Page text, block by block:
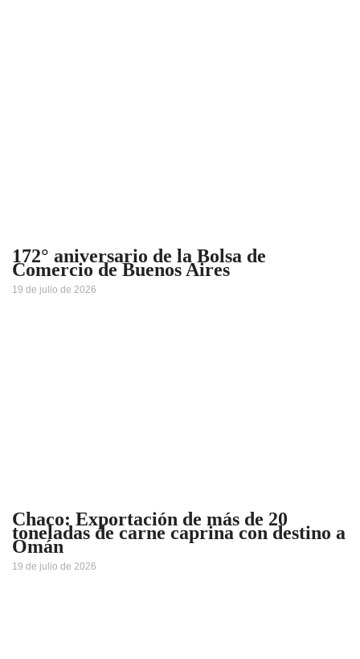
172° aniversario de la Bolsa de
Comercio de Buenos Aires
19 de julio de 2026
Chaco: Exportación de más de 20
toneladas de carne caprina con destino a
Omán
19 de julio de 2026